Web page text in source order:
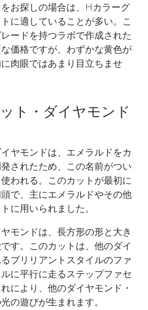
お探しの場合は、Hカラーグ
に適していることが多い。こ
ードを持つラボで作成された
価格ですが、わずかな黄色が
肉眼ではあまり目立ちませ
ト・ダイヤモンド
ヤモンドは、エメラルドをカ
されたため、この名前がつい
われる。このカットが最初に
で、主にエメラルドやその他
に用いられました。
モンドは、長方形の形と大き
す。このカットは、他のダイ
ブリリアントスタイルのファ
に平行に走るステップファセ
により、他のダイヤモンド・
の遊びが生まれます。